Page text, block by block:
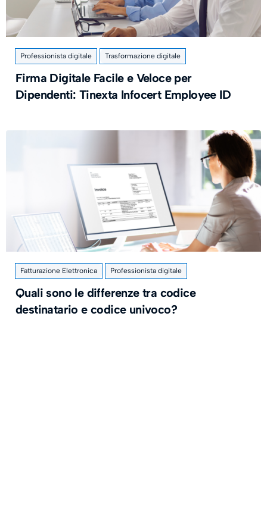
Professionista digitale Trasformazione digitale
Firma Digitale Facile e Veloce per
Dipendenti: Tinexta Infocert Employee ID
Fatturazione Elettronica Professionista digitale
Quali sono le differenze tra codice
destinatario e codice univoco?